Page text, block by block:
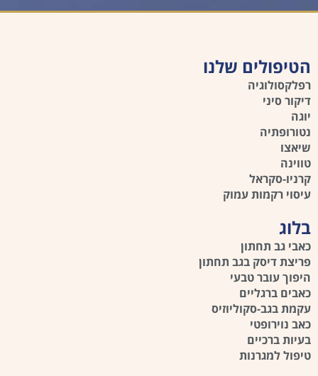
הטיפולים שלנו
רפלקסולוגיה
דיקור סיני
יוגה
נטורופתיה
שיאצו
טווינה
קרניו-סקראל
עיסוי רקמות עמוק
בלוג
כאבי גב תחתון
פריצת דיסק בגב תחתון
היפוך עובר טבעי
כאבים ברגליים
עקמת בגב-סקוליוזיס
כאב נוירופטי
בעיות ברכיים
טיפול למגרנות